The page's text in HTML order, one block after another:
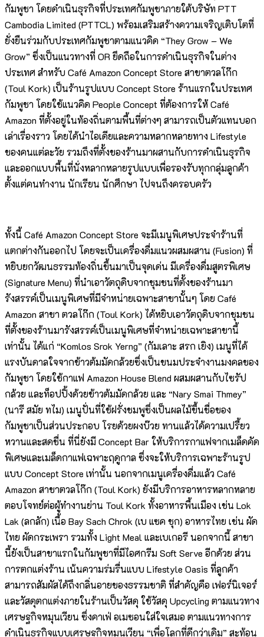
กัมพูชา โดยดำเนินธุรกิจที่ประเทศกัมพูชาภายใต้บริษัท PTT
Cambodia Limited (PTTCL) พร้อมเสริมสร้างความเจริญเติบโตที่
ยั่งยืนร่วมกับประเทศกัมพูชาตามแนวคิด “They Grow – We
Grow” ซึ่งเป็นแนวทางที่ OR ยึดถือในการดำเนินธุรกิจในต่าง
ประเทศ สำหรับ Café Amazon Concept Store สาขาตวลโก๊ก
(Toul Kork) เป็นร้านรูปแบบ Concept Store ร้านแรกในประเทศ
กัมพูชา โดยใช้แนวคิด People Concept ที่ต้องการให้ Café
Amazon ที่ตั้งอยู่ในท้องถิ่นตามพื้นที่ต่างๆ สามารถเป็นตัวแทนบอก
เล่าเรื่องราว โดยได้นำไอเดียและความหลากหลายทาง Lifestyle
ของคนแต่ละวัย รวมถึงที่ตั้งของร้านมาผสานกับการดำเนินธุรกิจ
และออกแบบพื้นที่นั่งหลากหลายรูปแบบเพื่อรองรับทุกกลุ่มลูกค้า
ตั้งแต่คนทำงาน นักเรียน นักศึกษา ไปจนถึงครอบครัว
ทั้งนี้ Café Amazon Concept Store จะมีเมนูพิเศษประจำร้านที่
แตกต่างกันออกไป โดยจะเป็นเครื่องดื่มแนวผสมผสาน (Fusion) ที่
หยิบยกวัฒนธรรมท้องถิ่นขึ้นมาเป็นจุดเด่น มีเครื่องดื่มสูตรพิเศษ
(Signature Menu) ที่นำเอาวัตถุดิบจากชุมชนที่ตั้งของร้านมา
รังสรรค์เป็นเมนูพิเศษที่มีจำหน่ายเฉพาะสาขานั้นๆ โดย Café
Amazon สาขา ตวลโก๊ก (Toul Kork) ได้หยิบเอาวัตถุดิบจากชุมชน
ที่ตั้งของร้านมารังสรรค์เป็นเมนูพิเศษที่จำหน่ายเฉพาะสาขานี้
เท่านั้น ได้แก่ “Komlos Srok Yerng” (กัมเลาะ สรก เยิง) เมนูที่ได้
แรงบันดาลใจจากข้าวต้มมัดกล้วยซึ่งเป็นขนมประจำงานมงคลของ
กัมพูชา โดยใช้กาแฟ Amazon House Blend ผสมผสานกับไซรัป
กล้วย และท็อปปิ้งด้วยข้าวต้มมัดกล้วย และ “Nary Smai Thmey”
(นารี สมัย ทไม) เมนูปั่นที่ใช้ฝรั่งชมพูซึ่งเป็นผลไม้ขึ้นชื่อของ
กัมพูชาเป็นส่วนประกอบ โรยด้วยผงบ๊วย ทานแล้วได้ความเปรี้ยว
หวานและสดชื่น ที่นี่ยังมี Concept Bar ให้บริการกาแฟจากเมล็ดคัด
พิเศษและเมล็ดกาแฟเฉพาะฤดูกาล ซึ่งจะให้บริการเฉพาะร้านรูป
แบบ Concept Store เท่านั้น นอกจากเมนูเครื่องดื่มแล้ว Café
Amazon สาขาตวลโก๊ก (Toul Kork) ยังมีบริการอาหารหลากหลาย
ตอบโจทย์ต่อผู้ทำงานย่าน Toul Kork ทั้งอาหารพื้นเมือง เช่น Lok
Lak (ลกลัก) เนื้อ Bay Sach Chrok (เบ แซค ชุก) อาหารไทย เช่น ผัด
ไทย ผัดกระเพรา รวมทั้ง Light Meal และเบเกอรี นอกจากนี้ สาขา
นี้ยังเป็นสาขาแรกในกัมพูชาที่มีไอศกรีม Soft Serve อีกด้วย ส่วน
การตกแต่งร้าน เน้นความร่มรื่นแบบ Lifestyle Oasis ที่ลูกค้า
สามารถสัมผัสได้ถึงกลิ่นอายของธรรมชาติ ที่สำคัญคือ เฟอร์นิเจอร์
และวัสดุตกแต่งภายในร้านเป็นวัสดุ ใช้วัสดุ Upcycling ตามแนวทาง
เศรษฐกิจหมุนเวียน ซึ่งคาเฟ่ อเมซอนใส่ใจเสมอ ตามแนวทางการ
ดำเนินธุรกิจแบบเศรษฐกิจหมุนเวียน “เพื่อโลกที่ดีกว่าเดิม” สะท้อน